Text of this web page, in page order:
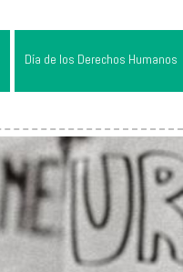
Día de los Derechos Humanos